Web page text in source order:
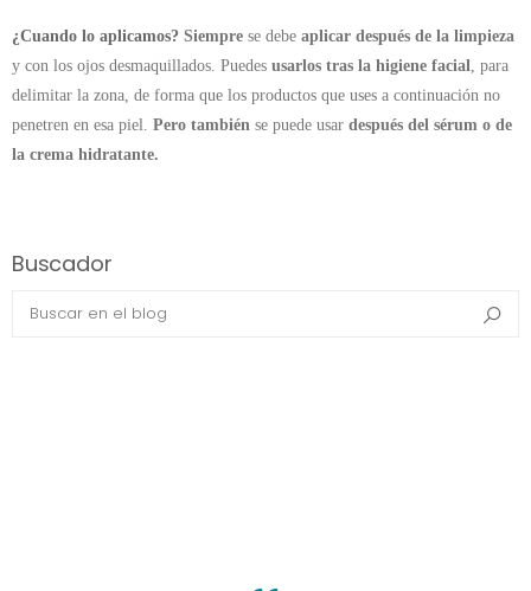
¿Cuando lo aplicamos? Siempre se debe aplicar después de la limpieza
y con los ojos desmaquillados. Puedes usarlos tras la higiene facial, para
delimitar la zona, de forma que los productos que uses a continuación no
penetren en esa piel. Pero también se puede usar después del sérum o de
la crema hidratante.
Buscador
Search in blog